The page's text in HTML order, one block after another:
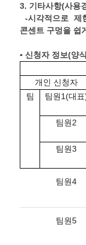
3. 기타사항(사용
-시각적으로 제
콘센트 구멍을 쉽
▪ 신청자 정보(양
개인 신청자
팀
팀원1(대표
팀원2
팀원3
팀원4
팀원5